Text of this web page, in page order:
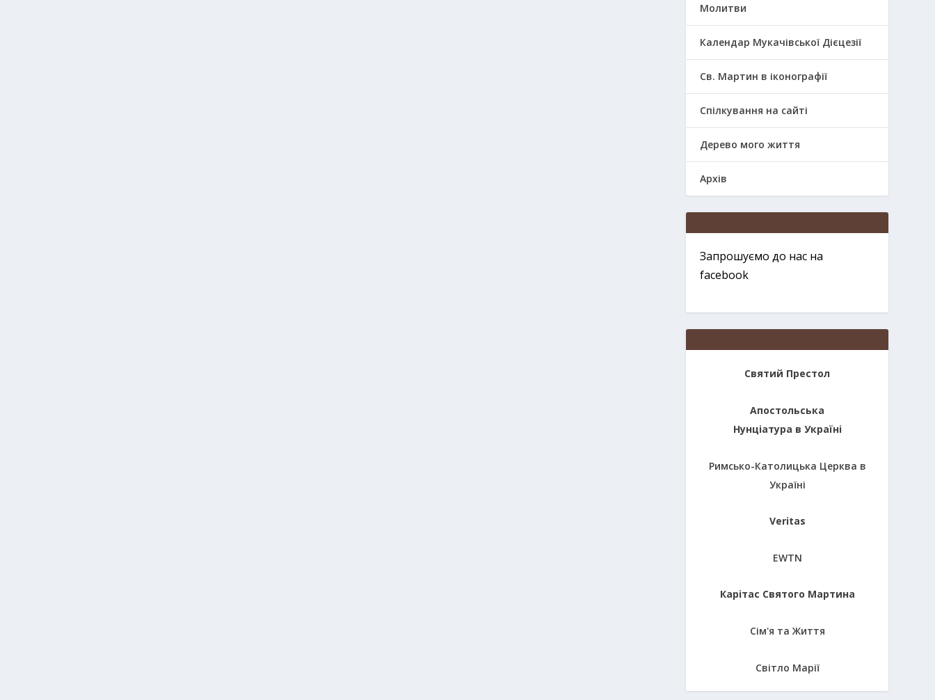
Молитви
Календар Мукачівської Дієцезії
Св. Мартин в іконографії
Спілкування на сайті
Дерево мого життя
Архів
Запрошуємо до нас на
facebook
Святий Престол
Апостольська
Нунціатура в Україні
Римсько-Католицька Церква в
Україні
Veritas
EWTN
Карітас Святого Мартина
Сім'я та Життя
Світло Марії